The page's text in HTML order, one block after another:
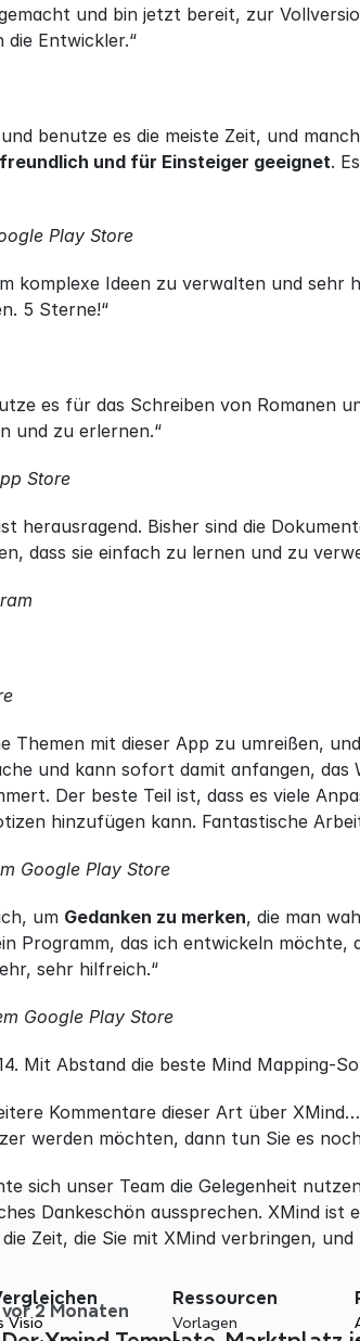
und bin jetzt bereit, zur
die Entwickler.“
benutze es die meiste Zeit, und
und für Einsteiger geeignet.
Play Store
komplexe Ideen zu verwalten und sehr
5 Sterne!“
es für das Schreiben von Romanen
und zu erlernen.“
Store
herausragend. Bisher sind die
dass sie einfach zu lernen und zu
Themen mit dieser App zu umreißen,
und kann sofort damit anfangen, das
Der beste Teil ist, dass es viele
hinzufügen kann. Fantastische
Google Play Store
um Gedanken zu merken, die man
Programm, das ich entwickeln
sehr hilfreich.“
Google Play Store
Mit Abstand die beste Mind Mapping-
Kommentare dieser Art über
werden möchten, dann tun Sie es
sich unser Team die Gelegenheit
Dankeschön aussprechen. XMind
Zeit, die Sie mit XMind verbringen,
vor 2 Monaten
Visio
Ressourcen
Vorlagen